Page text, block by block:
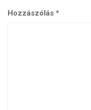
Hozzászólás *